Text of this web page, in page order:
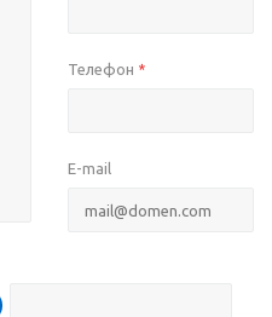
Телефон *
E-mail